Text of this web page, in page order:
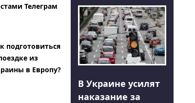
Телеграм
подготовиться
из
в Европу?
В Украине усилят
наказание за